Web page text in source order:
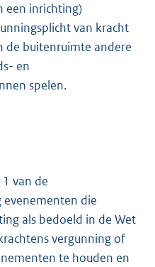
een inrichting)
van kracht
de buitenruimte andere
en
spelen.
van de
die
als bedoeld in de Wet
vergunning of
te houden en